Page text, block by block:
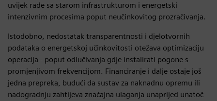
uvijek rade sa starom infrastrukturom i energetski
intenzivnim procesima poput neučinkovitog prozračivanja.
Istodobno, nedostatak transparentnosti i djelotvornih
podataka o energetskoj učinkovitosti otežava optimizaciju
operacija - poput odlučivanja gdje instalirati pogone s
promjenjivom frekvencijom. Financiranje i dalje ostaje još
jedna prepreka, budući da sustav za naknadnu opremu ili
nadogradnju zahtijeva značajna ulaganja unaprijed unatoč